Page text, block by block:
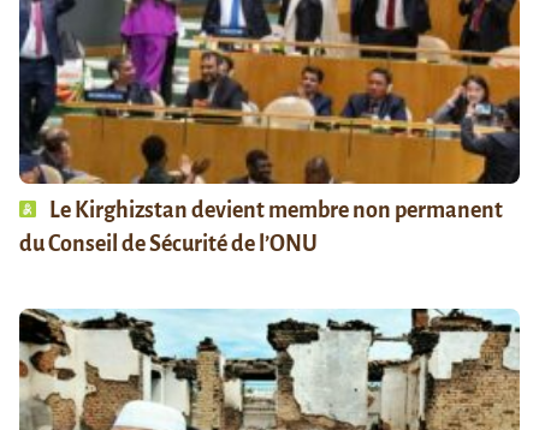
Le Kirghizstan devient membre non permanent
du Conseil de Sécurité de l’ONU